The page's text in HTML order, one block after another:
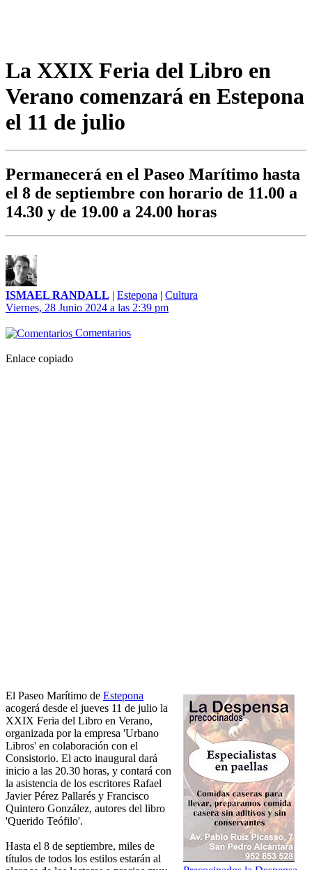
La XXIX Feria del Libro en
Verano comenzará en Estepona
el 11 de julio
Permanecerá en el Paseo Marítimo hasta
el 8 de septiembre con horario de 11.00 a
14.30 y de 19.00 a 24.00 horas
ISMAEL RANDALL | Estepona | Cultura
Viernes, 28 Junio 2024 a las 2:39 pm
Comentarios
Enlace copiado
El Paseo Marítimo de Estepona
acogerá desde el jueves 11 de julio la
XXIX Feria del Libro en Verano,
organizada por la empresa 'Urbano
Libros' en colaboración con el
Consistorio. El acto inaugural dará
inicio a las 20.30 horas, y contará con
la asistencia de los escritores Rafael
Javier Pérez Pallarés y Francisco
Quintero González, autores del libro
'Querido Teófilo'.
Hasta el 8 de septiembre, miles de
títulos de todos los estilos estarán al